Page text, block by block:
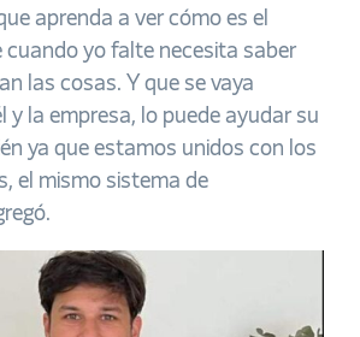
aprenda a ver cómo es el
cuando yo falte necesita saber
las cosas. Y que se vaya
y la empresa, lo puede ayudar su
ya que estamos unidos con los
el mismo sistema de